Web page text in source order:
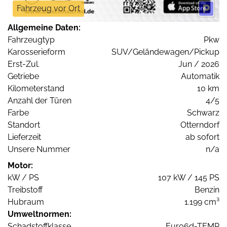
Fahrzeug vor Ort
Allgemeine Daten:
Fahrzeugtyp
Pkw
Karosserieform
SUV/Geländewagen/Pickup
Erst-Zul.
Jun / 2026
Getriebe
Automatik
Kilometerstand
10 km
Anzahl der Türen
4/5
Farbe
Schwarz
Standort
Otterndorf
Lieferzeit
ab sofort
Unsere Nummer
n/a
Motor:
kW / PS
107 kW / 145 PS
Treibstoff
Benzin
Hubraum
1.199 cm³
Umweltnormen: